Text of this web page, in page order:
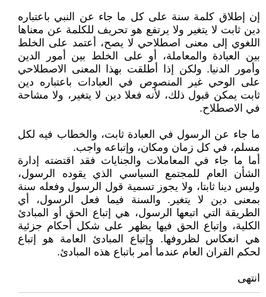
إن إطلاق كلمة سنة على كل ما جاء عن النبي باعتباره
دين ثابت لا يتغير ولا يرتفع هو تحريف للكلمة عن معناها
اللغوي إلى معنى اصطلاحي لا يصح، أعتمد على الخلط
بين العبادة والمعاملة، أو على الخلط بين أمور الدين
وأمور الدنيا. ولكن إذا أطلقت بهذا المعنى الاصطلاحي
على الوحي غير المنصوص في العبادات باعتباره دين
ثابت يمكن قبول ذلك، لأنه فعلا دين لا يتغير، ولا مشاحة
في الاصطلاح.
ما جاء عن الرسول في العبادة ثابت، والخطاب فيه لكل
مسلم، في كل زمان ومكان، وإتباعه واجب.
أما ما جاء في المعاملات والجنايات فقد اقتضته إدارة
الشأن العام للمجتمع السياسي الذي يقوده الرسول،
وليس دينا ثابتا، ولا يجوز تسمية قول الرسول وفعله سنة
بمعنى دين لا يتغير. والسنة فيما فعل الرسول، أي
الطريقة التي اتبعها الرسول، هي إتباع الحق أو المبادئ
الكلية، وإتباع الحق فيها يظهر على شكل أحكام جزئية
هي انعكاس لظروفها. وإتباع المبادئ العامة هو إتباع
لحكم القران العام عندما أمر باتباع هذه المبادئ.
انتهى